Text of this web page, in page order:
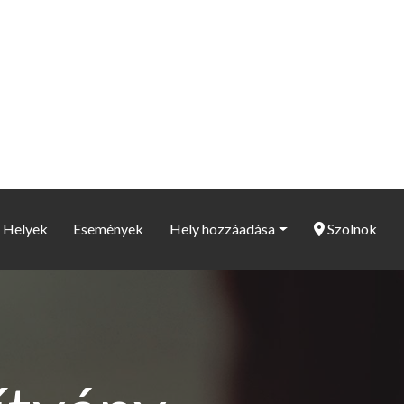
Helyek Események Hely hozzáadása Szolnok